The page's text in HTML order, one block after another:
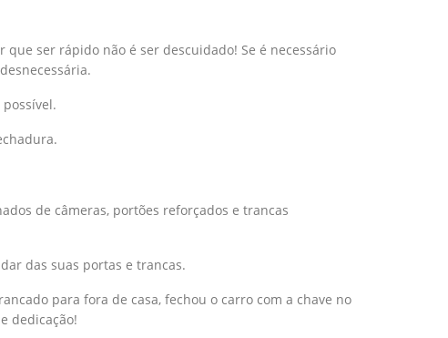
ser rápido não é ser descuidado! Se é necessário
de câmeras, portões reforçados e trancas
das suas portas e trancas.
para fora de casa, fechou o carro com a chave no
dedicação!